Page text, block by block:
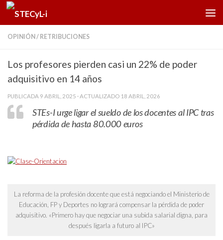
Saltar al contenido
OPINIÓN / RETRIBUCIONES
Los profesores pierden casi un 22% de poder
adquisitivo en 14 años
PUBLICADA 9 ABRIL, 2025 · ACTUALIZADO 18 ABRIL, 2026
STEs-I urge ligar el sueldo de los docentes al IPC tras
pérdida de hasta 80.000 euros
La reforma de la profesión docente que está negociando el Ministerio de
Educación, FP y Deportes no logrará compensar la pérdida de poder
adquisitivo. «Primero hay que negociar una subida salarial digna, para
después ligarla a futuro al IPC»